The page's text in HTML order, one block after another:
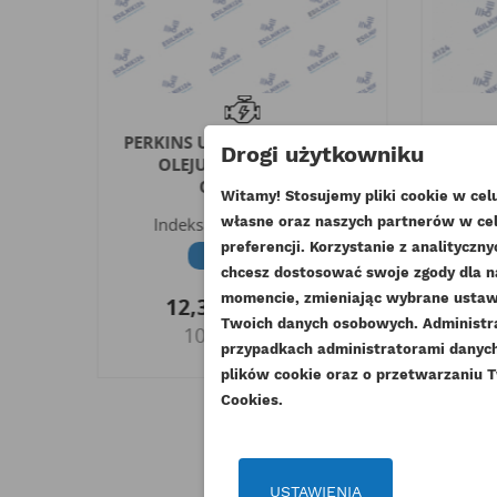
PERKINS USZCZELKA SPŁYWU
OLEJU GÓRNA NL RG
ORYGINAŁ
Indeks
3688A035-ORG
Dostępny
12,30 złBrutto
10,00 złNetto
Drogi użytkowniku
Witamy! Stosujemy pliki cookie w
własne oraz naszych partnerów w
preferencji. Korzystanie z
chcesz dostosować swoje zgody dla
momencie, zmieniając wybrane
Twoich danych osobowych.
przypadkach administratorami
plików cookie oraz o przetwarzaniu
Cookies.
USTAWIENIA